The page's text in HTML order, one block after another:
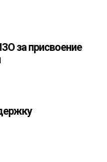
за присвоение